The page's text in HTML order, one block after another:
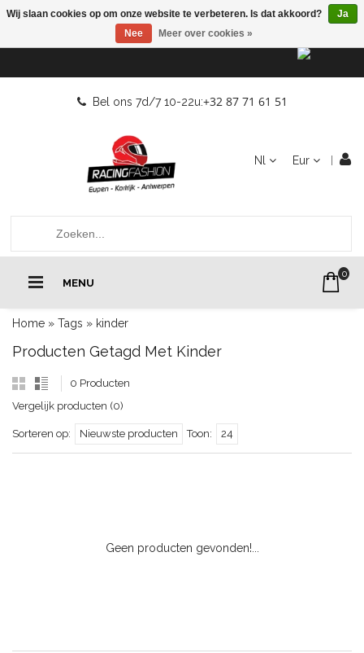
Bel ons 7d/7 10-22u:+32 87 71 61 51
Nl Eur
MENU
0
Home » Tags » kinder
Producten Getagd Met Kinder
0 Producten
Vergelijk producten (0)
Sorteren op: Nieuwste producten Toon: 24
Geen producten gevonden!...
Wij slaan cookies op om onze website te verbeteren. Is dat akkoord?
Ja
Nee
Meer over cookies »